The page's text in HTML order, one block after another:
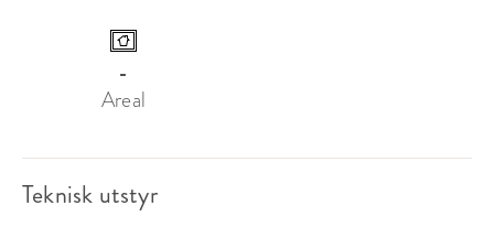
-
Areal
Teknisk utstyr